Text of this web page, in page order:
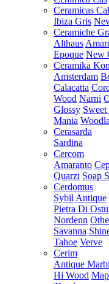
Ceramicas
Ibiza Gris
Ceramiche
Althaus
Epoque New
Ceramika
Amsterdam
Calacatta
Wood Narni
Glossy
Mania
Cerasarda
Sardina
Cercom
Amaranto
Quarzi Soap
Cerdomus
Sybil Antique
Pietra Di
Nordenn
Savanna
Tahoe Verve
Cerim
Antique
Hi Wood